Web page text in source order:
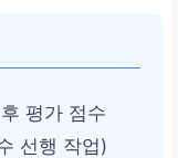
평가 점수
선행 작업)